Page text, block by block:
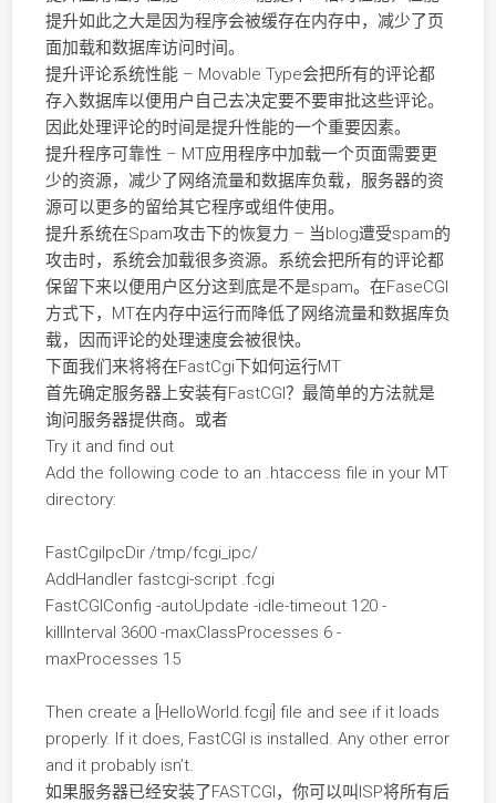
提升如此之大是因为程序会被缓存在内存中，减少了页
面加载和数据库访问时间。
提升评论系统性能 – Movable Type会把所有的评论都
存入数据库以便用户自己去决定要不要审批这些评论。
因此处理评论的时间是提升性能的一个重要因素。
提升程序可靠性 – MT应用程序中加载一个页面需要更
少的资源，减少了网络流量和数据库负载，服务器的资
源可以更多的留给其它程序或组件使用。
提升系统在Spam攻击下的恢复力 – 当blog遭受spam的
攻击时，系统会加载很多资源。系统会把所有的评论都
保留下来以便用户区分这到底是不是spam。在FaseCGI
方式下，MT在内存中运行而降低了网络流量和数据库负
载，因而评论的处理速度会被很快。
下面我们来将将在FastCgi下如何运行MT
首先确定服务器上安装有FastCGI？最简单的方法就是
询问服务器提供商。或者
Try it and find out
Add the following code to an .htaccess file in your MT
directory:
FastCgiIpcDir /tmp/fcgi_ipc/
AddHandler fastcgi-script .fcgi
FastCGIConfig -autoUpdate -idle-timeout 120 -
killInterval 3600 -maxClassProcesses 6 -
maxProcesses 15
Then create a [HelloWorld.fcgi] file and see if it loads
properly. If it does, FastCGI is installed. Any other error
and it probably isn’t.
如果服务器已经安装了FASTCGI，你可以叫ISP将所有后